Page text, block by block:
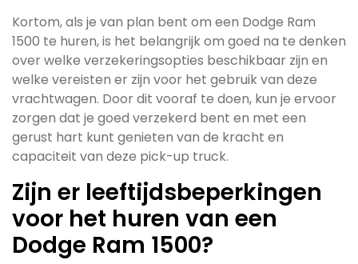
Kortom, als je van plan bent om een Dodge Ram
1500 te huren, is het belangrijk om goed na te denken
over welke verzekeringsopties beschikbaar zijn en
welke vereisten er zijn voor het gebruik van deze
vrachtwagen. Door dit vooraf te doen, kun je ervoor
zorgen dat je goed verzekerd bent en met een
gerust hart kunt genieten van de kracht en
capaciteit van deze pick-up truck.
Zijn er leeftijdsbeperkingen
voor het huren van een
Dodge Ram 1500?